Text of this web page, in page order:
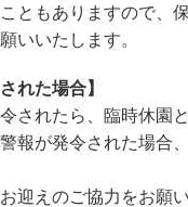
ともありますので、
いいたします。
れた場合】
されたら、臨時休園と
報が発令された場合
迎えのご協力をお願い